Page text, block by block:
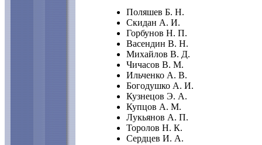
Поляшев Б. Н.
Скидан А. И.
Горбунов Н. П.
Васендин В. Н.
Михайлов В. Д.
Чичасов В. М.
Ильченко А. В.
Богодушко А. И.
Кузнецов Э. А.
Купцов А. М.
Лукьянов А. П.
Торолов Н. К.
Сердцев И. А.